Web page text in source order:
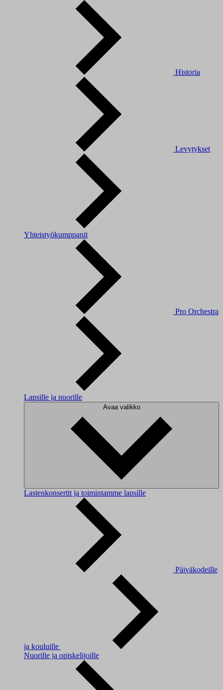
Historia
Levytykset
Yhteistyökumppanit
Pro Orchestra
Lapsille ja nuorille
Avaa valikko
Lastenkonsertit ja toimintamme lapsille
Päiväkodeille
ja kouluille
Nuorille ja opiskelijoille